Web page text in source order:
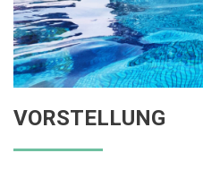
VORSTELLUNG